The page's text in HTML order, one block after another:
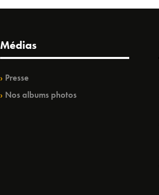
Médias
Presse
Nos albums photos